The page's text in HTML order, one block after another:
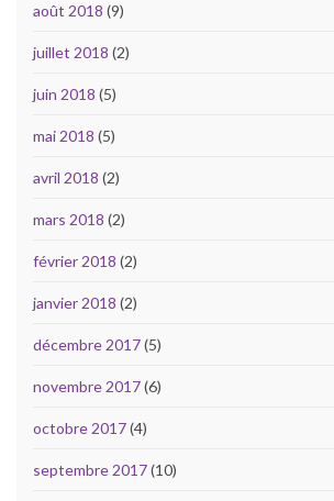
août 2018 (9)
juillet 2018 (2)
juin 2018 (5)
mai 2018 (5)
avril 2018 (2)
mars 2018 (2)
février 2018 (2)
janvier 2018 (2)
décembre 2017(5)
novembre 2017(6)
octobre 2017(4)
septembre 2017(10)